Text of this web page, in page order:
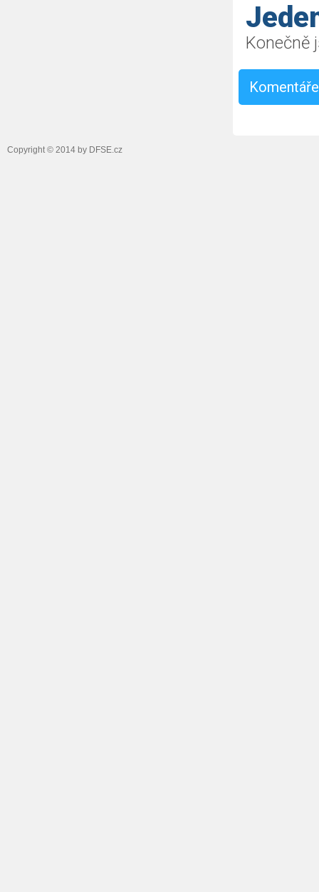
Konečně
Komentáře
Copyright © 2014 by DFSE.cz